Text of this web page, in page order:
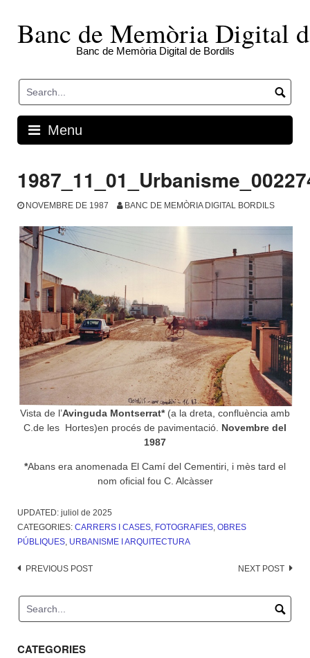
contentBanc de Memòria Digital
Banc de Memòria Digital de Bordils
Menu
NOVEMBRE DE 1987 BANC DE MEMÒRIA DIGITAL BORDILS
Vista de l’Avinguda Montserrat*(a la dreta, confluència amb
C.de les Hortes)en procés de pavimentació. Novembre del
1987
*Abans era anomenada El Camí del Cementiri, i mès tard el
nom oficial fou C. Alcàsser
UPDATED: juliol de 2025
CATEGORIES: CARRERS I CASES FOTOGRAFIES OBRES
PÚBLIQUES URBANISME I ARQUITECTURA
Post
PREVIOUS POST NEXT POST
CATEGORIES